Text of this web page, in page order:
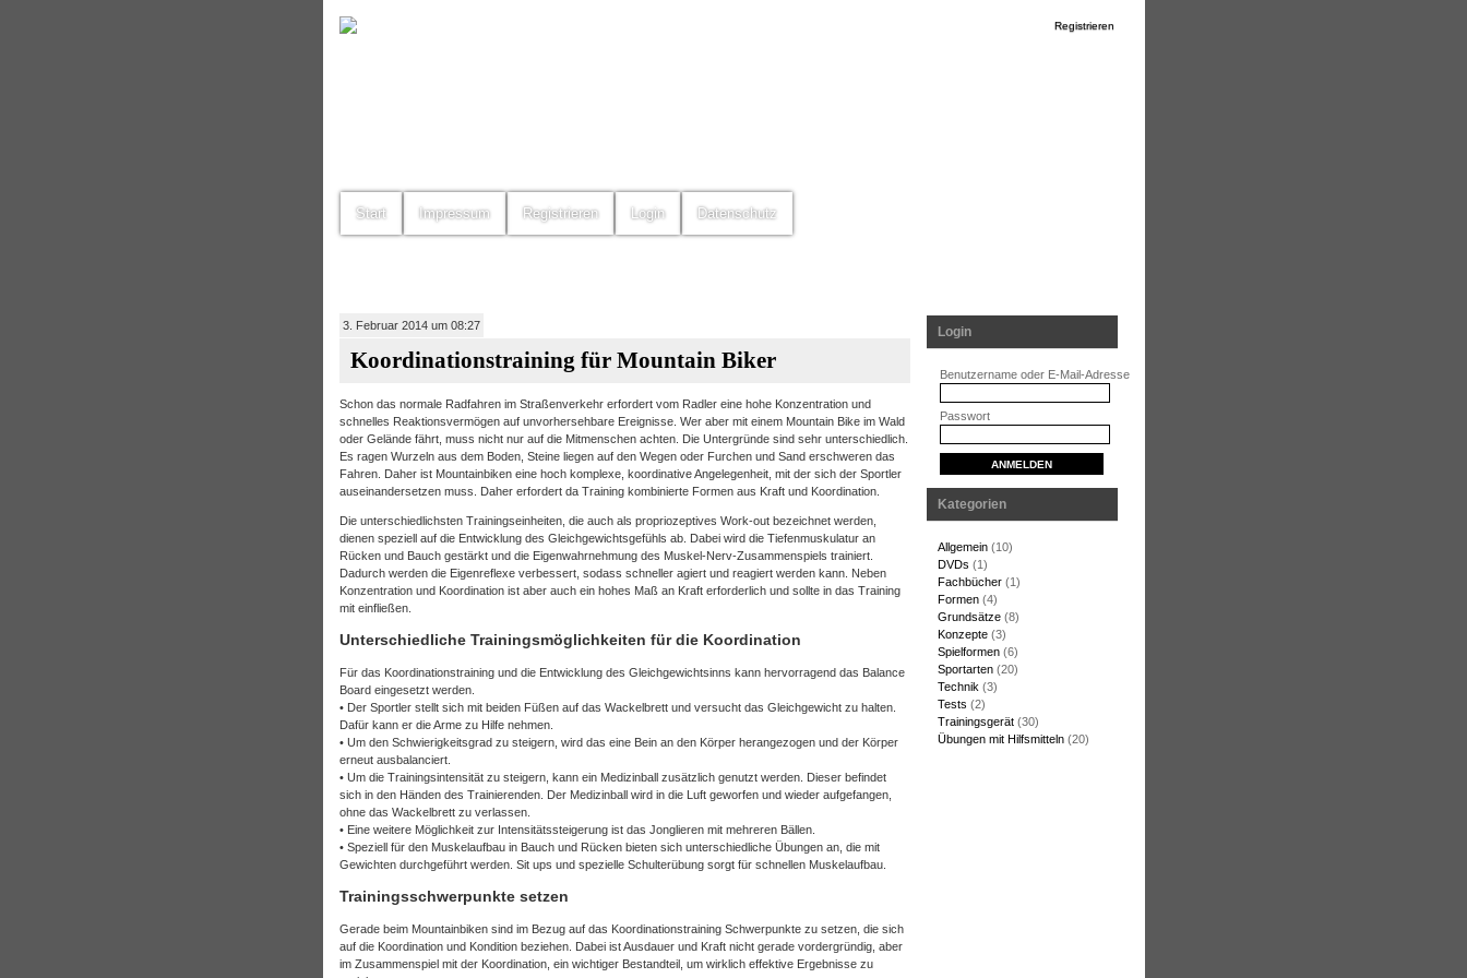
Registrieren
Start Impressum Registrieren Login Datenschutz
Login
Benutzername oder E-Mail-Adresse
Passwort
Kategorien
Allgemein(10)
DVDs (1)
Fachbücher(1)
Formen(4)
Grundsätze(8)
Konzepte(3)
Spielformen(6)
Sportarten(20)
Technik (3)
Tests (2)
Trainingsgerät(30)
Übungen mit Hilfsmitteln(20)
3. Februar 2014 um 08:27
Koordinationstraining für Mountain Biker
Schon das normale Radfahren im Straßenverkehr erfordert vom Radler eine hohe Konzentration und
schnelles Reaktionsvermögen auf unvorhersehbare Ereignisse. Wer aber mit einem Mountain Bike im Wald
oder Gelände fährt, muss nicht nur auf die Mitmenschen achten. Die Untergründe sind sehr unterschiedlich.
Es ragen Wurzeln aus dem Boden, Steine liegen auf den Wegen oder Furchen und Sand erschweren das
Fahren. Daher ist Mountainbiken eine hoch komplexe, koordinative Angelegenheit, mit der sich der Sportler
auseinandersetzen muss. Daher erfordert da Training kombinierte Formen aus Kraft und Koordination.
Die unterschiedlichsten Trainingseinheiten, die auch als propriozeptives Work-out bezeichnet werden,
dienen speziell auf die Entwicklung des Gleichgewichtsgefühls ab. Dabei wird die Tiefenmuskulatur an
Rücken und Bauch gestärkt und die Eigenwahrnehmung des Muskel-Nerv-Zusammenspiels trainiert.
Dadurch werden die Eigenreflexe verbessert, sodass schneller agiert und reagiert werden kann. Neben
Konzentration und Koordination ist aber auch ein hohes Maß an Kraft erforderlich und sollte in das Training
mit einfließen.
Unterschiedliche Trainingsmöglichkeiten für die Koordination
Für das Koordinationstraining und die Entwicklung des Gleichgewichtsinns kann hervorragend das Balance
Board eingesetzt werden.
• Der Sportler stellt sich mit beiden Füßen auf das Wackelbrett und versucht das Gleichgewicht zu halten.
Dafür kann er die Arme zu Hilfe nehmen.
• Um den Schwierigkeitsgrad zu steigern, wird das eine Bein an den Körper herangezogen und der Körper
erneut ausbalanciert.
• Um die Trainingsintensität zu steigern, kann ein Medizinball zusätzlich genutzt werden. Dieser befindet
sich in den Händen des Trainierenden. Der Medizinball wird in die Luft geworfen und wieder aufgefangen,
ohne das Wackelbrett zu verlassen.
• Eine weitere Möglichkeit zur Intensitätssteigerung ist das Jonglieren mit mehreren Bällen.
• Speziell für den Muskelaufbau in Bauch und Rücken bieten sich unterschiedliche Übungen an, die mit
Gewichten durchgeführt werden. Sit ups und spezielle Schulterübung sorgt für schnellen Muskelaufbau.
Trainingsschwerpunkte setzen
Gerade beim Mountainbiken sind im Bezug auf das Koordinationstraining Schwerpunkte zu setzen, die sich
auf die Koordination und Kondition beziehen. Dabei ist Ausdauer und Kraft nicht gerade vordergründig, aber
im Zusammenspiel mit der Koordination, ein wichtiger Bestandteil, um wirklich effektive Ergebnisse zu